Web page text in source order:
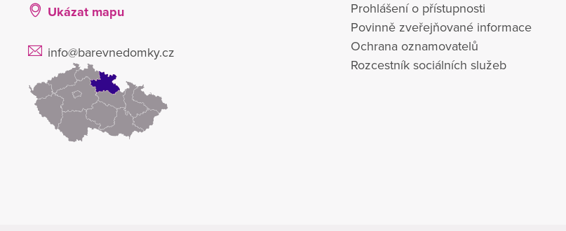
Ukázat mapu
info@barevnedomky.cz
Prohlášení o přístupnosti
Povinně zveřejňované informace
Ochrana oznamovatelů
Rozcestník sociálních služeb